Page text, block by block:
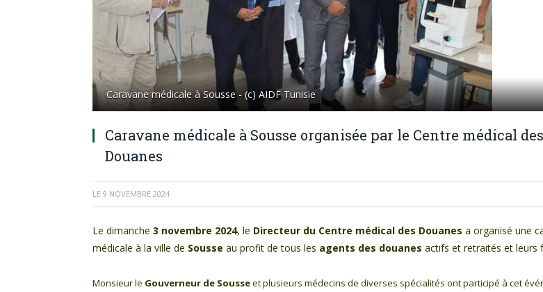
Caravane médicale à Sousse - (c) AIDF Tunisie
Caravane médicale à Sousse organisée par le Centre médical des
Douanes
LE 9 NOVEMBRE 2024
Le dimanche 3 novembre 2024, le Directeur du Centre médical des Douanes a organisé une
médicale à la ville de Sousse au profit de tous les agents des douanes actifs et retraités et leurs
Monsieur le Gouverneur de Sousseet plusieurs médecins de diverses spécialités ont participé à cet